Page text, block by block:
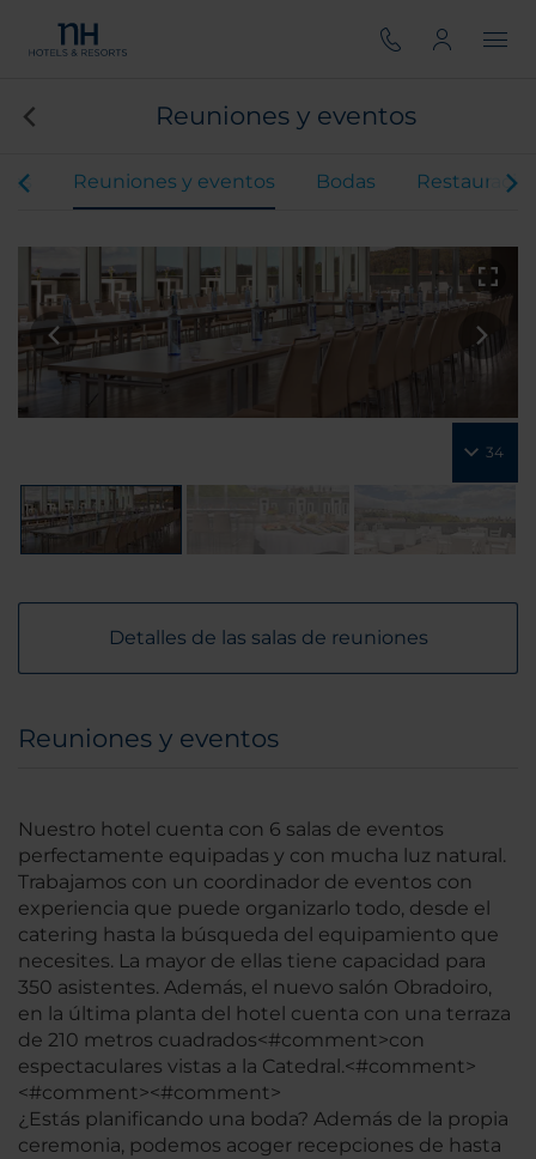
Reuniones y eventos
Reuniones y eventos Bodas
34
Detalles de las salas de reuniones
Reuniones y eventos
Nuestro hotel cuenta con 6 salas de eventos
perfectamente equipadas y con mucha luz natural.
Trabajamos con un coordinador de eventos con
experiencia que puede organizarlo todo, desde el
catering hasta la búsqueda del equipamiento que
necesites. La mayor de ellas tiene capacidad para
350 asistentes. Además, el nuevo salón Obradoiro,
en la última planta del hotel cuenta con una terraza
de 210 metros cuadrados<#comment>con
espectaculares vistas a la Catedral.<#comment>
<#comment><#comment>
¿Estás planificando una boda? Además de la propia
ceremonia, podemos acoger recepciones de hasta